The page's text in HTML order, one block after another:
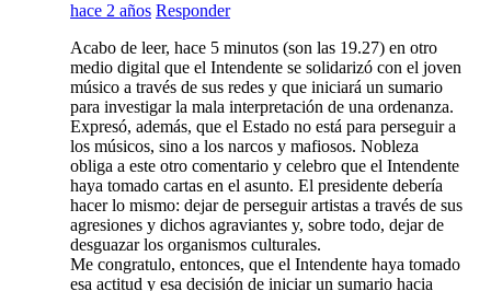
hace 2 años Responder
Acabo de leer, hace 5 minutos (son las 19.27) en otro
medio digital que el Intendente se solidarizó con el joven
músico a través de sus redes y que iniciará un sumario
para investigar la mala interpretación de una ordenanza.
Expresó, además, que el Estado no está para perseguir a
los músicos, sino a los narcos y mafiosos. Nobleza
obliga a este otro comentario y celebro que el Intendente
haya tomado cartas en el asunto. El presidente debería
hacer lo mismo: dejar de perseguir artistas a través de sus
agresiones y dichos agraviantes y, sobre todo, dejar de
desguazar los organismos culturales.
Me congratulo, entonces, que el Intendente haya tomado
esa actitud y esa decisión de iniciar un sumario hacia